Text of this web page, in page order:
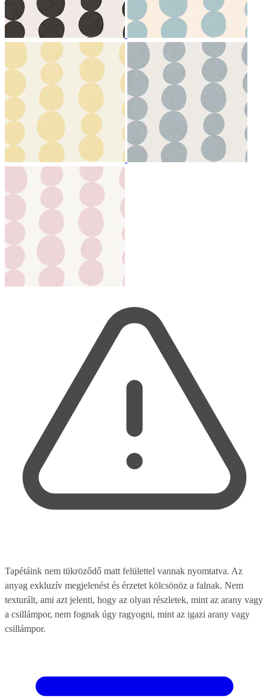
Tapétáink nem tükröződő matt felülettel vannak nyomtatva. Az
anyag exkluzív megjelenést és érzetet kölcsönöz a falnak. Nem
texturált, ami azt jelenti, hogy az olyan részletek, mint az arany vagy
a csillámpor, nem fognak úgy ragyogni, mint az igazi arany vagy
csillámpor.